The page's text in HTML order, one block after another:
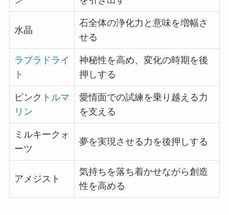
水晶
石全体の浄化力と意味を増幅さ
せる
ラブラドライ
ト
神秘性を高め、変化の時期を後
押しする
ピンク トルマ
リン
愛情面での試練を乗り越える力
を支える
ミルキークォ
ーツ
夢を実現させる力を後押しする
アメジスト
気持ちを落ち着かせながら創造
性を高める